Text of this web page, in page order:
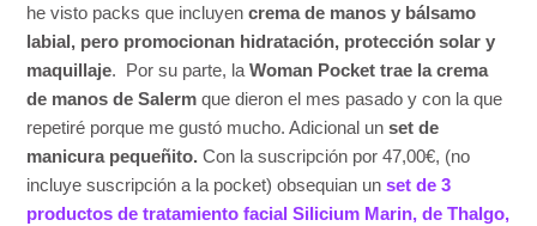
he visto packs que incluyencrema de manos y bálsamo
labial, pero promocionan hidratación, protección solar y
maquillaje. Por su parte, laWoman Pocket trae la crema
de manos de Salerm que dieron el mes pasado y con la que
repetiré porque me gustó mucho. Adicional unset de
manicura pequeñito. Con la suscripción por 47,00€, (no
incluye suscripción a la pocket) obsequian unset de 3
productos de tratamiento facial Silicium Marin, de Thalgo,